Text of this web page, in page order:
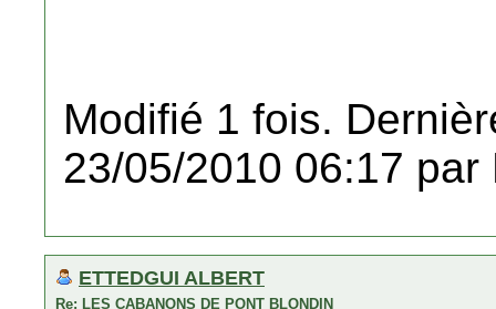
Modifié 1 fois.
23/05/2010 06:17 par
ETTEDGUI ALBERT
Re: LES CABANONS DE PONT BLONDIN